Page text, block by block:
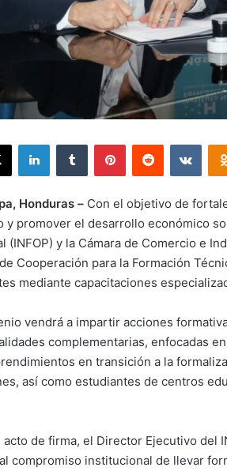
X LinkedInTumblr PinterestReddit
Honduras – Con el objetivo de
y promover el desarrollo económico
(INFOP) y la Cámara de Comercio e
Cooperación para la Formación
mediante capacitaciones
vendrá a impartir acciones
complementarias, enfocadas
en transición a la
así como estudiantes de centros
acto de firma, el Director Ejecutivo del
compromiso institucional de llevar